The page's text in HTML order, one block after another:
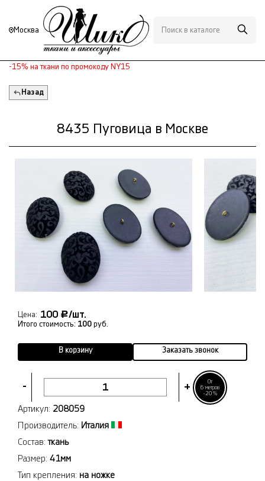
Москва
-15% на ткани по промокоду NY15
Назад
8435 Пуговица в Москве
- +
От
6 метров
-20%
Цена: 100 Р/шт.
Итого стоимость: 100 руб.
В корзину Заказать звонок
Артикул: 208059
Производитель: Италия
Состав:ткань
Размер: 41мм
Тип крепления: на ножке